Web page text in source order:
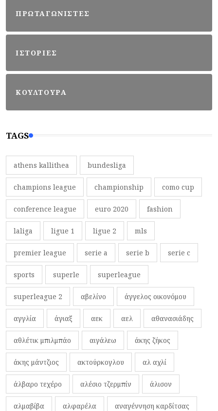
ΠΡΩΤΑΓΩΝΙΣΤΕΣ
ΙΣΤΟΡΙΕΣ
ΚΟΥΛΤΟΥΡΑ
TAGS
athens kallithea bundesliga
champions league championship como cup
conference league euro 2020 fashion
laliga ligue 1 ligue 2 mls
premier league serie a serie b serie c
sports superle superleague
superleague 2 αβελίνο άγγελος οικονόμου
αγγλία άγιαξ αεκ αελ αθανασιάδης
αθλέτικ μπιλμπάο αιγάλεω άκης ζήκος
άκης μάντζιος ακτούρκογλου αλ αχλί
άλβαρο τεχέρο αλέσιο τζερμπίν άλισον
αλμαβίβα αλφαρέλα αναγέννηση καρδίτσας